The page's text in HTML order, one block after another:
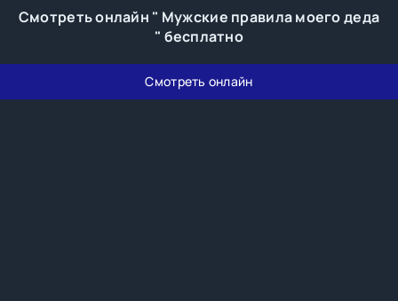
Смотреть онлайн " Мужские правила моего деда
" бесплатно
Смотреть онлайн